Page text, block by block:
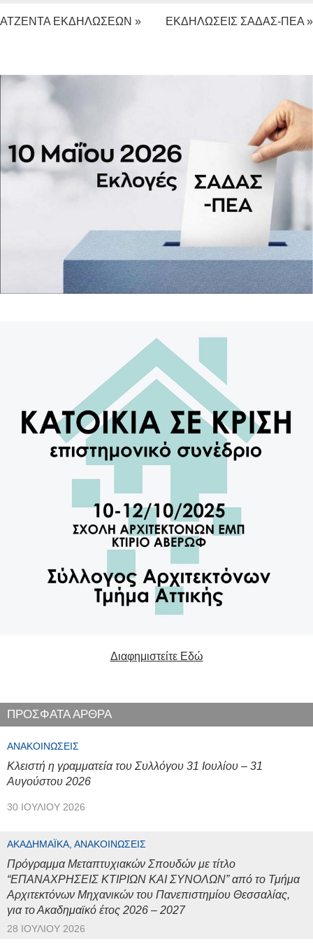
ΑΤΖΕΝΤΑ ΕΚΔΗΛΩΣΕΩΝ » ΕΚΔΗΛΩΣΕΙΣ ΣΑΔΑΣ-ΠΕΑ »
Διαφημιστείτε Εδώ
ΠΡΟΣΦΑΤΑ ΑΡΘΡΑ
ΑΝΑΚΟΙΝΏΣΕΙΣ
Κλειστή η γραμματεία του Συλλόγου 31 Ιουλίου – 31
Αυγούστου 2026
30 ΙΟΥΛΊΟΥ 2026
ΑΚΑΔΗΜΑΪΚΆ, ΑΝΑΚΟΙΝΏΣΕΙΣ
Πρόγραμμα Μεταπτυχιακών Σπουδών με τίτλο
“ΕΠΑΝΑΧΡΗΣΕΙΣ ΚΤΙΡΙΩΝ ΚΑΙ ΣΥΝΟΛΩΝ” από το Τμήμα
Αρχιτεκτόνων Μηχανικών του Πανεπιστημίου Θεσσαλίας,
για το Ακαδημαϊκό έτος 2026 – 2027
28 ΙΟΥΛΊΟΥ 2026